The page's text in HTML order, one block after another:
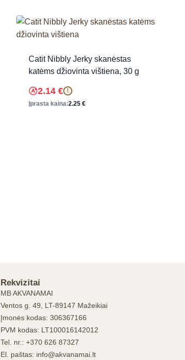
Catit Nibbly Jerky skanėstas
katėms džiovinta vištiena, 30 g
2.14 € !
Įprasta kaina:2.25 €
Rekvizitai
MB AKVANAMAI
Ventos g. 49, LT-89147 Mažeikiai
Įmonės kodas: 306367166
PVM kodas: LT100016142012
Tel. nr.: +370 626 87327
El. paštas: info@akvanamai.lt